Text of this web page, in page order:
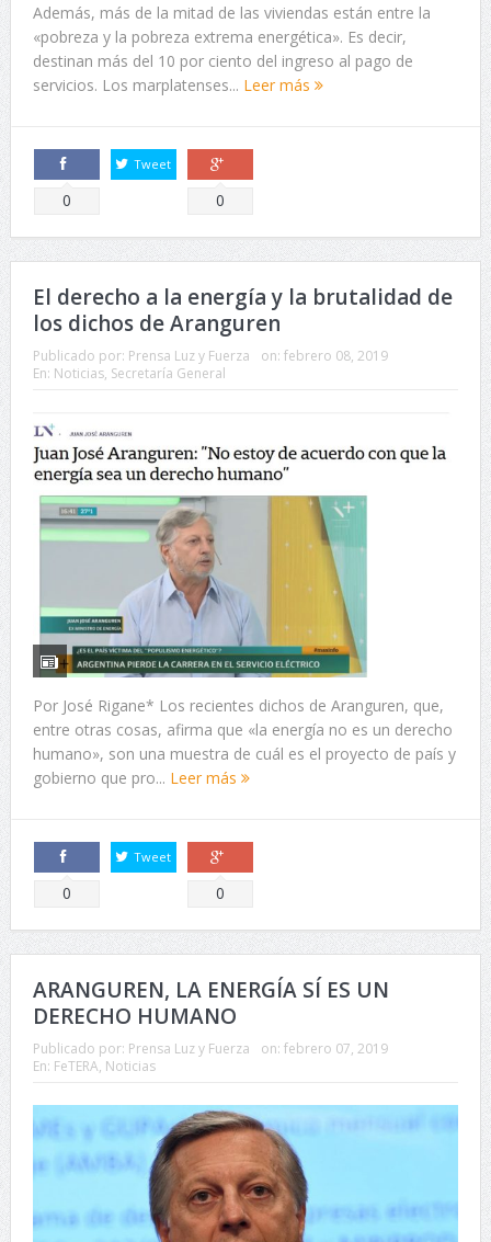
Además, más de la mitad de las viviendas están entre la
«pobreza y la pobreza extrema energética». Es decir,
destinan más del 10 por ciento del ingreso al pago de
servicios. Los marplatenses... Leer más
Comparte
0
Tweet
Comparte
0
El derecho a la energía y la brutalidad de
los dichos de Aranguren
Publicado por: Prensa Luz y Fuerza on: febrero 08, 2019
En: Noticias, Secretaría General
Por José Rigane* Los recientes dichos de Aranguren, que,
entre otras cosas, afirma que «la energía no es un derecho
humano», son una muestra de cuál es el proyecto de país y
gobierno que pro... Leer más
Comparte
0
Tweet
Comparte
0
ARANGUREN, LA ENERGÍA SÍ ES UN
DERECHO HUMANO
Publicado por: Prensa Luz y Fuerza on: febrero 07, 2019
En: FeTERA, Noticias